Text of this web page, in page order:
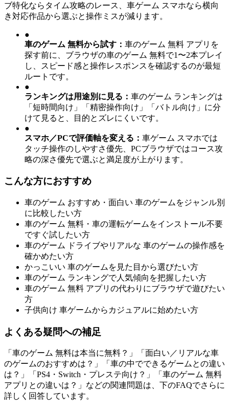
ブ特化ならタイム攻略のレース、車ゲーム スマホなら横向
き対応作品から選ぶと操作ミスが減ります。
●
車のゲーム 無料から試す ： 車のゲーム 無料 アプリを
探す前に、ブラウザの車のゲーム 無料で1〜2本プレイ
し、スピード感と操作レスポンスを確認するのが最短
ルートです。
●
ランキングは用途別に見る ： 車のゲーム ランキングは
「短時間向け」「精密操作向け」「バトル向け」に分
けて見ると、目的とズレにくいです。
●
スマホ／PCで評価軸を変える ： 車ゲーム スマホでは
タッチ操作のしやすさ優先、PCブラウザではコース攻
略の深さ優先で選ぶと満足度が上がります。
こんな方におすすめ
車のゲーム おすすめ・面白い 車のゲームをジャンル別
に比較したい方
車のゲーム 無料・車の運転ゲームをインストール不要
ですぐ試したい方
車のゲーム ドライブやリアルな 車のゲームの操作感を
確かめたい方
かっこいい 車のゲームを見た目から選びたい方
車のゲーム ランキングで人気傾向を把握したい方
車のゲーム 無料 アプリの代わりにブラウザで遊びたい
方
子供向け 車ゲームからカジュアルに始めたい方
よくある疑問への補足
「車のゲーム 無料は本当に無料？」「面白い／リアルな車
のゲームのおすすめは？」「車の中でできるゲームとの違い
は？」「PS4・Switch・プレステ向け？」「車のゲーム 無料
アプリとの違いは？」などの関連問題は、下のFAQでさらに
詳しく回答しています。